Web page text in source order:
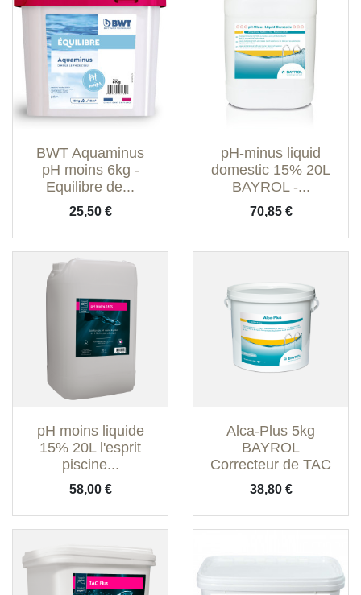
BWT Aquaminus
pH moins 6kg -
Equilibre de...
Prix
25,50 €
pH-minus liquid
domestic 15% 20L
BAYROL -...
Prix
70,85 €
pH moins liquide
15% 20L l'esprit
piscine...
Prix
58,00 €
Alca-Plus 5kg
BAYROL
Correcteur de TAC
Prix
38,80 €